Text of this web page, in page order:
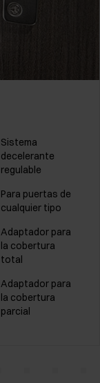
Sistema
decelerante
regulable
Para puertas de
cualquier tipo
Adaptador para
la cobertura
total
Adaptador para
la cobertura
parcial